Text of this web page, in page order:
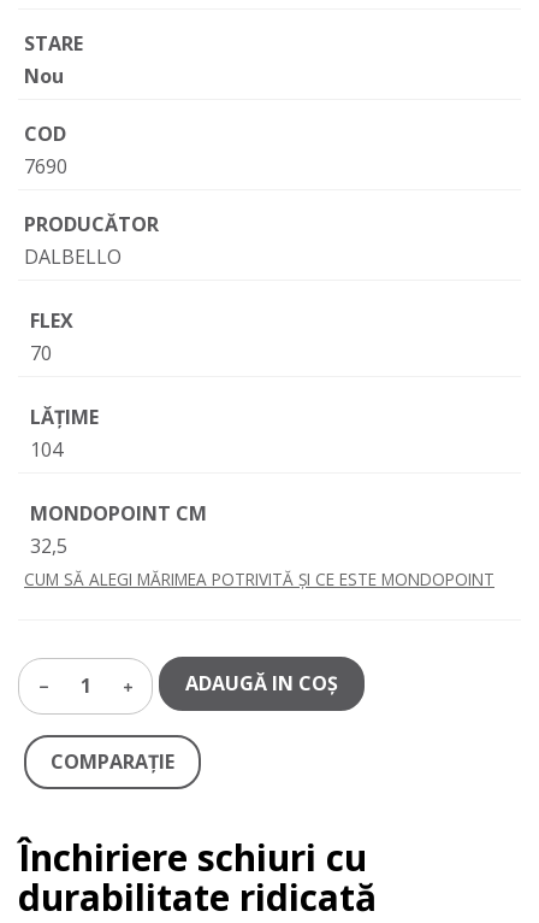
STARE
Nou
COD
7690
PRODUCĂTOR
DALBELLO
FLEX
70
LĂŢIME
104
MONDOPOINT CM
32,5
CUM SĂ ALEGI MĂRIMEA POTRIVITĂ ȘI CE ESTE MONDOPOINT
1 ADAUGĂ IN COŞ
COMPARAŢIE
Închiriere schiuri cu
durabilitate ridicată